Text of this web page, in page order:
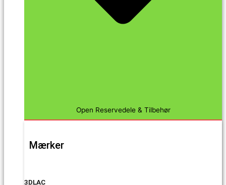
Open Reservedele & Tilbehør
Mærker
3DLAC